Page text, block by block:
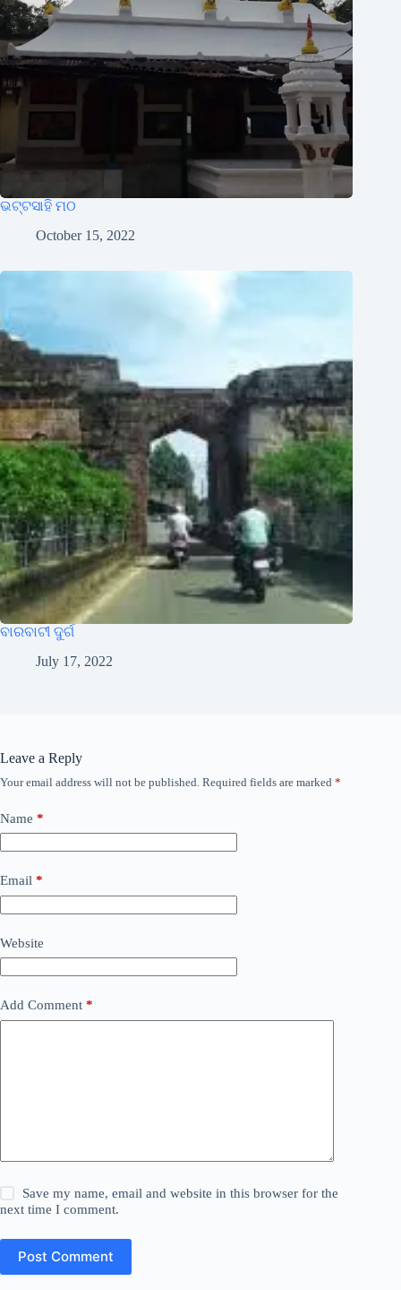
ଭଟ୍ଟସାହି ମଠ
October 15, 2022
ବାରବାଟୀ ଦୁର୍ଗ
July 17, 2022
Leave a Reply
Your email address will not be published. Required fields are marked *
Name *
Email *
Website
Add Comment *
Save my name, email and website in this browser for the
next time I comment.
Post Comment